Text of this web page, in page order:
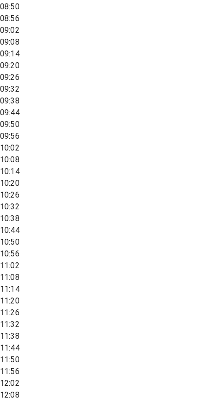
08:50
08:56
09:02
09:08
09:14
09:20
09:26
09:32
09:38
09:44
09:50
09:56
10:02
10:08
10:14
10:20
10:26
10:32
10:38
10:44
10:50
10:56
11:02
11:08
11:14
11:20
11:26
11:32
11:38
11:44
11:50
11:56
12:02
12:08